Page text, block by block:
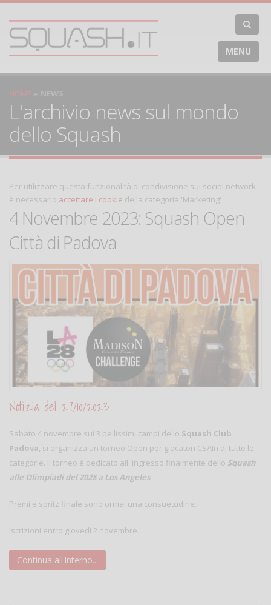
MENU
HOME NEWS
L'archivio news sul mondo
dello Squash
Per utilizzare questa funzionalità di condivisione sui social network
è necessario accettare i cookie della categoria 'Marketing'
4 Novembre 2023: Squash Open
Città di Padova
Notizia del 27/10/2023
Sabato 4 novembre sui 3 bellissimi campi dello Squash Club
Padova, si organizza un torneo Open per giocatori CSAIn di tutte le
categorie. Il torneo è dedicato all' ingresso finalmente dello Squash
alle Olimpiadi del 2028 a Los Angeles.
Premi e spritz finale sono ormai una consuetudine.
Iscrizioni entro giovedì 2 novembre.
Continua all'interno...